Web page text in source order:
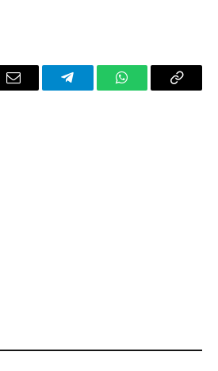
Email TelegramWhatsAppCopy